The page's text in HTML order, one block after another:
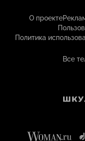
О проекте
Политика
Все